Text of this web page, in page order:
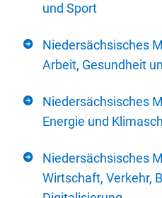
und Sport
Niedersächsisches
Arbeit, Gesundheit
Niedersächsisches
Energie und
Niedersächsisches
Wirtschaft, Verkehr,